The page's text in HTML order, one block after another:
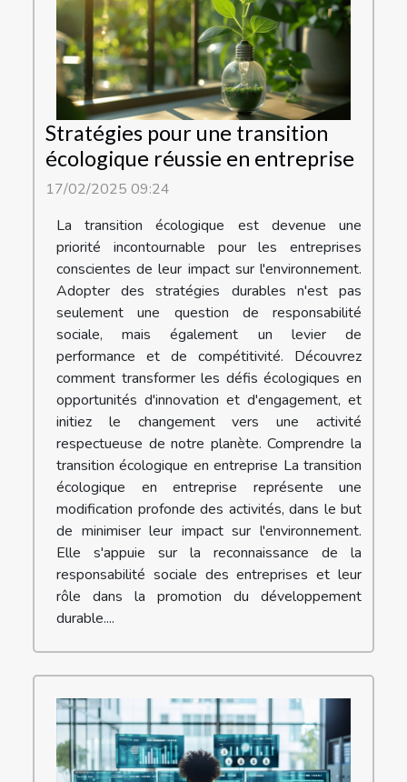
Stratégies pour une transition
écologique réussie en entreprise
17/02/2025 09:24
La transition écologique est devenue une
priorité incontournable pour les entreprises
conscientes de leur impact sur l'environnement.
Adopter des stratégies durables n'est pas
seulement une question de responsabilité
sociale, mais également un levier de
performance et de compétitivité. Découvrez
comment transformer les défis écologiques en
opportunités d'innovation et d'engagement, et
initiez le changement vers une activité
respectueuse de notre planète. Comprendre la
transition écologique en entreprise La transition
écologique en entreprise représente une
modification profonde des activités, dans le but
de minimiser leur impact sur l'environnement.
Elle s'appuie sur la reconnaissance de la
responsabilité sociale des entreprises et leur
rôle dans la promotion du développement
durable....